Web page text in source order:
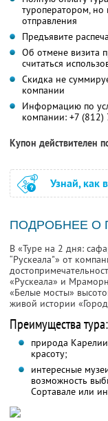
туроператором,
отправления
Предъявите
Об отмене визита
считаться
Скидка не
компании
Информацию по
компании: +7 (812)
Купон действителен
Узнай, как
ПОДРОБНЕЕ О
В «Туре на 2 дня:
“Рускеала"» от
«Рускеала» и
«Белые мосты»
живой истории
Преимущества тура:
природа
красоту;
интересные
возможность
Сортавале или